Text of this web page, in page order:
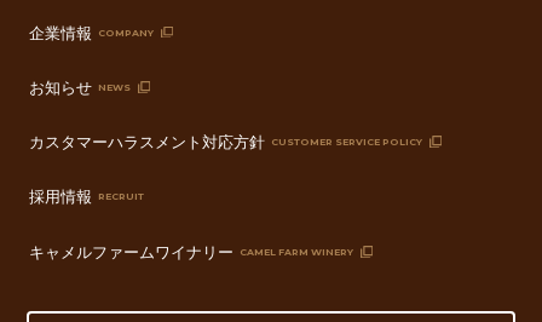
企業情報 COMPANY
お知らせ NEWS
カスタマーハラスメント対応方針 CUSTOMER SERVICE POLICY
採用情報 RECRUIT
キャメルファームワイナリー CAMEL FARM WINERY